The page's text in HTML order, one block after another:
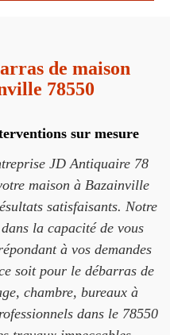
de maison
78550
sur mesure
JD Antiquaire 78
maison à Bazainville
satisfaisants. Notre
la capacité de vous
à vos demandes
soit pour le débarras de
chambre, bureaux à
dans le 78550